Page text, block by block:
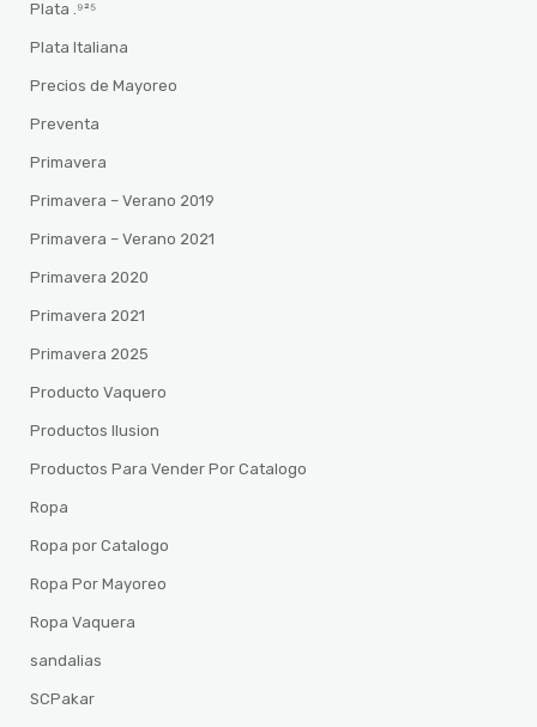
Plata .⁹²⁵
Plata Italiana
Precios de Mayoreo
Preventa
Primavera
Primavera – Verano 2019
Primavera – Verano 2021
Primavera 2020
Primavera 2021
Primavera 2025
Producto Vaquero
Productos Ilusion
Productos Para Vender Por Catalogo
Ropa
Ropa por Catalogo
Ropa Por Mayoreo
Ropa Vaquera
sandalias
SCPakar